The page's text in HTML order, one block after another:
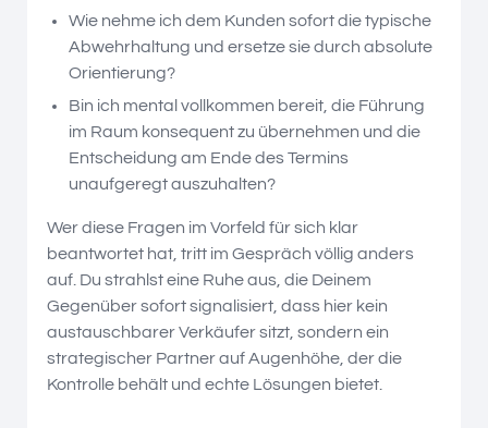
Wie nehme ich dem Kunden sofort die typische
Abwehrhaltung und ersetze sie durch absolute
Orientierung?
Bin ich mental vollkommen bereit, die Führung
im Raum konsequent zu übernehmen und die
Entscheidung am Ende des Termins
unaufgeregt auszuhalten?
Wer diese Fragen im Vorfeld für sich klar
beantwortet hat, tritt im Gespräch völlig anders
auf. Du strahlst eine Ruhe aus, die Deinem
Gegenüber sofort signalisiert, dass hier kein
austauschbarer Verkäufer sitzt, sondern ein
strategischer Partner auf Augenhöhe, der die
Kontrolle behält und echte Lösungen bietet.